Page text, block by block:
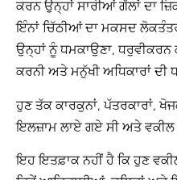
ਕਰਨ ਉਨ੍ਹਾਂ ਸਾਰੀਆਂ ਗੱਲਾਂ ਦਾ
ਇੰਨਾਂ ਚਿੱਠੀਆਂ ਦਾ ਮਕਸਦ
ਉਨ੍ਹਾਂ ਨੂੰ ਧਮਕਾਉਣਾ, ਧਰੁਵੀਕਰਨ
ਕਰਨੀ ਅਤੇ ਮਨੁੱਖੀ ਅਧਿਕਾਰਾਂ ਦੀ
ਹੁਣ ਤੱਕ ਕਾਰਕੁਨਾਂ, ਪੱਤਰਕਾਰਾਂ,
ਇਲਜ਼ਾਮ ਲਾਏ ਗਏ ਸੀ ਅਤੇ
ਇਹ ਇਤਫ਼ਾਕ ਨਹੀਂ ਹੈ ਕਿ ਹੁਣ